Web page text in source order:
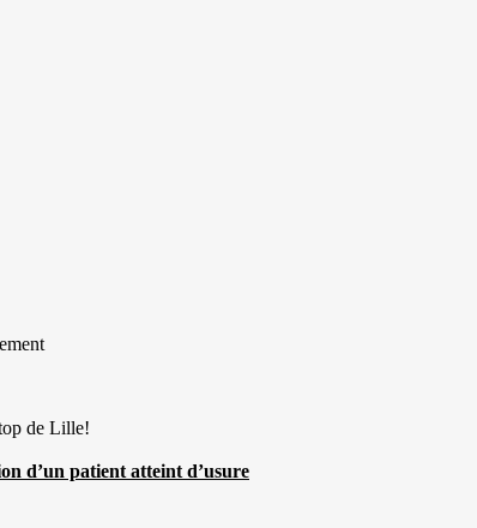
de Lille!
d’un patient atteint d’usure